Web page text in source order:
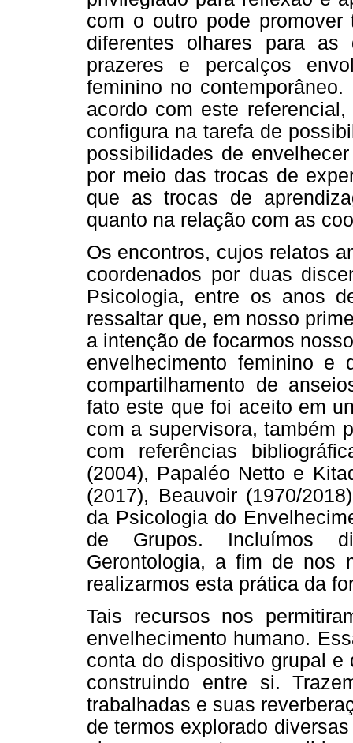
com o outro pode promover
diferentes olhares para as
prazeres e percalços
feminino no
acordo com este
configura na tarefa de
possibilidades de
por meio das trocas de
que as trocas de
quanto na relação com as
Os encontros, cujos relatos
coordenados por duas
Psicologia, entre os anos
ressaltar que, em nosso
a intenção de focarmos
envelhecimento feminino e
compartilhamento de
fato este que foi aceito em
com a supervisora, também
com referências
(2004), Papaléo Netto e
(2017), Beauvoir (1970/
da Psicologia do
de Grupos. Incluímos
Gerontologia, a fim de nos
realizarmos esta prática da
Tais recursos nos
envelhecimento humano.
conta do dispositivo grupal
construindo entre si.
trabalhadas e suas
de termos explorado